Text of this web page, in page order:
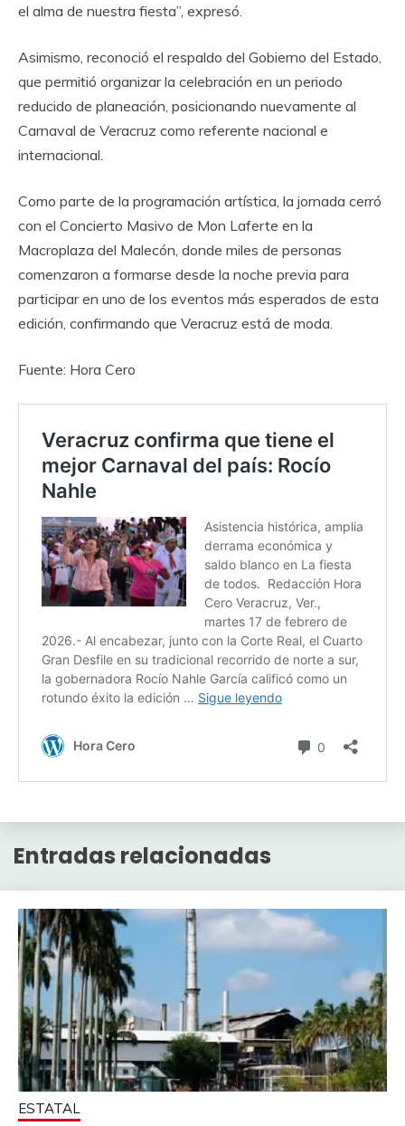
el alma de nuestra fiesta”, expresó.
Asimismo, reconoció el respaldo del Gobierno del Estado,
que permitió organizar la celebración en un periodo
reducido de planeación, posicionando nuevamente al
Carnaval de Veracruz como referente nacional e
internacional.
Como parte de la programación artística, la jornada cerró
con el Concierto Masivo de Mon Laferte en la
Macroplaza del Malecón, donde miles de personas
comenzaron a formarse desde la noche previa para
participar en uno de los eventos más esperados de esta
edición, confirmando que Veracruz está de moda.
Fuente: Hora Cero
Entradas relacionadas
ESTATAL